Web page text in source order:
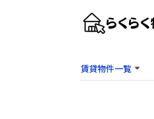
賃貸物件一覧